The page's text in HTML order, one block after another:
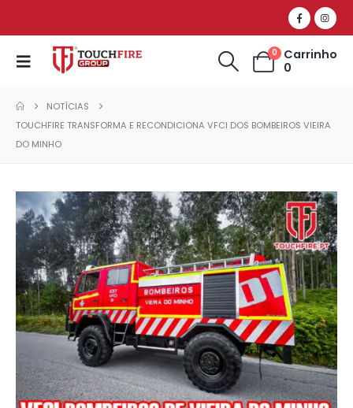
0
Carrinho
0
NOTÍCIAS
TOUCHFIRE TRANSFORMA E RECONDICIONA VFCI DOS BOMBEIROS VIEIRA
DO MINHO